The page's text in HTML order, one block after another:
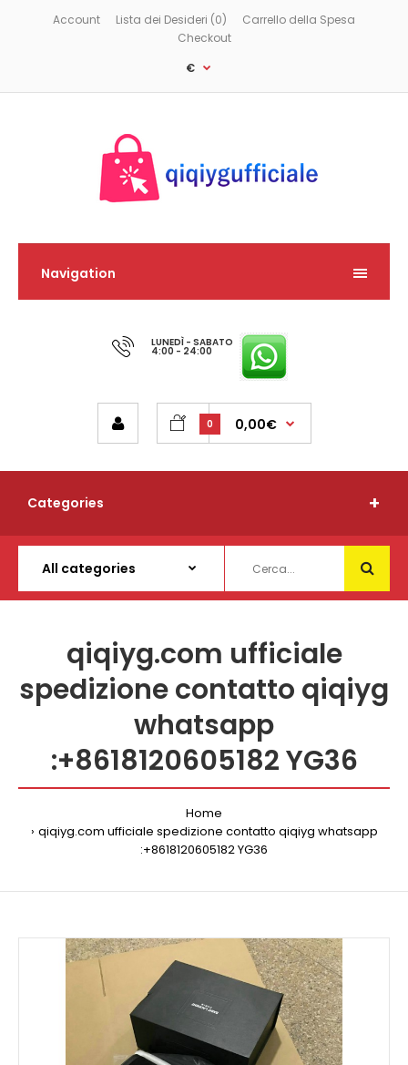
Account Lista dei Desideri (0)
Carrello della Spesa
Checkout
€
Navigation
LUNEDÌ - SABATO
4:00 - 24:00
0 0,00€
Categories
qiqiyg.com ufficiale
spedizione contatto qiqiyg
whatsapp
:+8618120605182 YG36
Home
qiqiyg.com ufficiale spedizione contatto qiqiyg whatsapp
:+8618120605182 YG36